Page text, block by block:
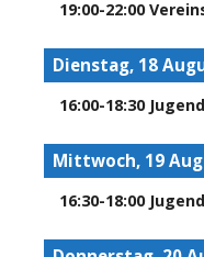
19:00-22:00
Dienstag, 18
16:00-18:30
Mittwoch, 19
16:30-18:00